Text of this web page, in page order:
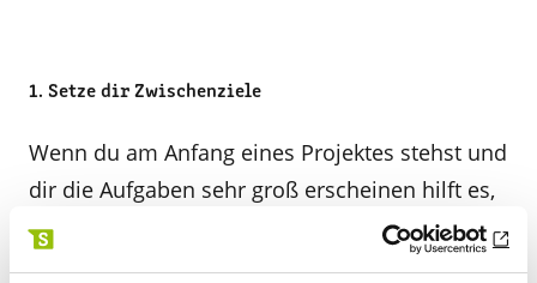
1. Setze dir Zwischenziele
Wenn du am Anfang eines Projektes stehst und
dir die Aufgaben sehr groß erscheinen hilft es,
diese in viele kleine Etappenschritte
aufzuteilen. Durch den geänderten Blickwinkel